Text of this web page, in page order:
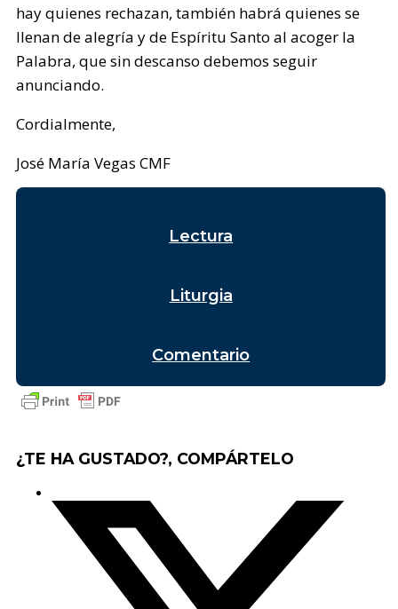
hay quienes rechazan, también habrá quienes se
llenan de alegría y de Espíritu Santo al acoger la
Palabra, que sin descanso debemos seguir
anunciando.
Cordialmente,
José María Vegas CMF
Lectura
Liturgia
Comentario
¿TE HA GUSTADO?, COMPÁRTELO